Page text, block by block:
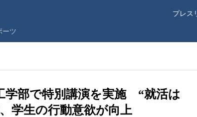
プレス
ーツ
学部で特別講演を実施 “就活は
学生の行動意欲が向上